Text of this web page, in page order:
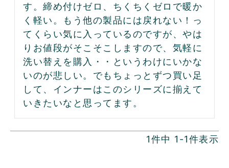
す。締め付けゼロ、ちくちくゼロで暖か
く軽い。もう他の製品には戻れない！っ
てくらい気に入っているのですが、やは
りお値段がそこそこしますので、気軽に
洗い替えを購入・・というわけにいかな
いのが悲しい。でもちょっとずつ買い足
して、インナーはこのシリーズに揃えて
いきたいなと思ってます。
1件中 1 -1件表示